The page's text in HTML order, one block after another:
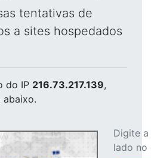
tentativas de
a sites hospedados
do IP 216.73.217.139,
abaixo.
Digite
lado no